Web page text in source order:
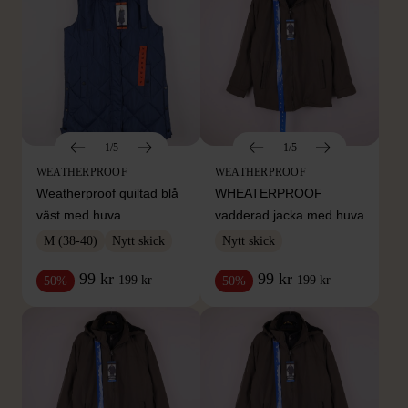
1/5
WEATHERPROOF
Weatherproof quiltad blå
väst med huva
M (38-40) Nytt skick
50% 99 kr 199 kr
1/5
WEATHERPROOF
WHEATERPROOF
vadderad jacka med huva
Nytt skick
50% 99 kr 199 kr